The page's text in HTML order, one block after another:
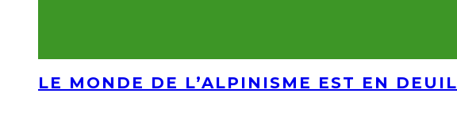
LE MONDE DE L’ALPINISME EST EN DEUIL